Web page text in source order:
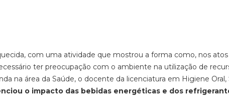
com uma atividade que mostrou a forma como, nos
ter preocupação com o ambiente na utilização de
na área da Saúde, o docente da licenciatura em Higiene Oral,
o impacto das bebidas energéticas e dos